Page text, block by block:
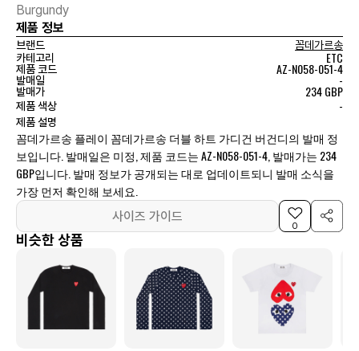
Burgundy
제품 정보
브랜드
꼼데가르송
카테고리
ETC
제품 코드 AZ-N058-051-4
발매일 -
발매가 234 GBP
제품 색상 -
제품 설명
꼼데가르송 플레이 꼼데가르송 더블 하트 가디건 버건디의 발매 정
보입니다. 발매일은 미정, 제품 코드는 AZ-N058-051-4, 발매가는 234
GBP입니다. 발매 정보가 공개되는 대로 업데이트되니 발매 소식을
가장 먼저 확인해 보세요.
사이즈 가이드
0
비슷한 상품